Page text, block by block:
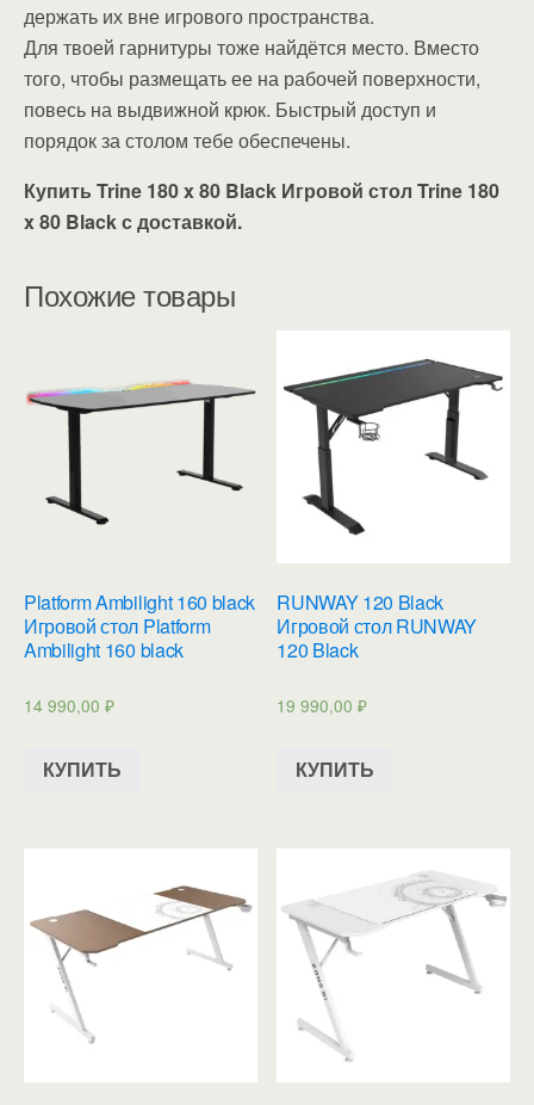
держать их вне игрового пространства.
Для твоей гарнитуры тоже найдётся место. Вместо
того, чтобы размещать ее на рабочей поверхности,
повесь на выдвижной крюк. Быстрый доступ и
порядок за столом тебе обеспечены.
Купить Trine 180 x 80 Black Игровой стол Trine 180
x 80 Black с доставкой.
Похожие товары
Platform Ambilight 160 black
Игровой стол Platform
Ambilight 160 black
14 990,00 ₽
КУПИТЬ
RUNWAY 120 Black
Игровой стол RUNWAY
120 Black
19 990,00₽
КУПИТЬ